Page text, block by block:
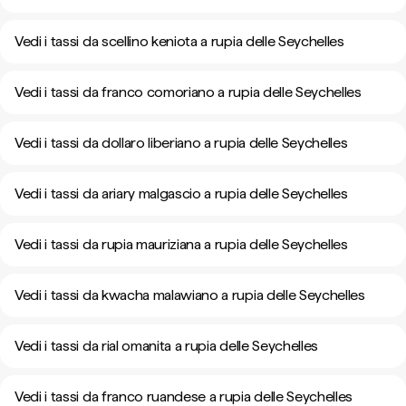
Vedi i tassi da scellino keniota a rupia delle Seychelles
Vedi i tassi da franco comoriano a rupia delle Seychelles
Vedi i tassi da dollaro liberiano a rupia delle Seychelles
Vedi i tassi da ariary malgascio a rupia delle Seychelles
Vedi i tassi da rupia mauriziana a rupia delle Seychelles
Vedi i tassi da kwacha malawiano a rupia delle Seychelles
Vedi i tassi da rial omanita a rupia delle Seychelles
Vedi i tassi da franco ruandese a rupia delle Seychelles